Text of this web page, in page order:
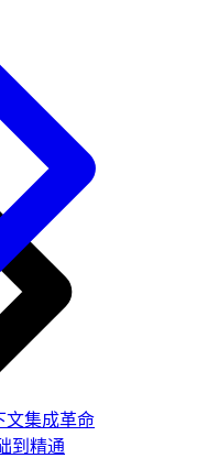
文集成革命
到精通